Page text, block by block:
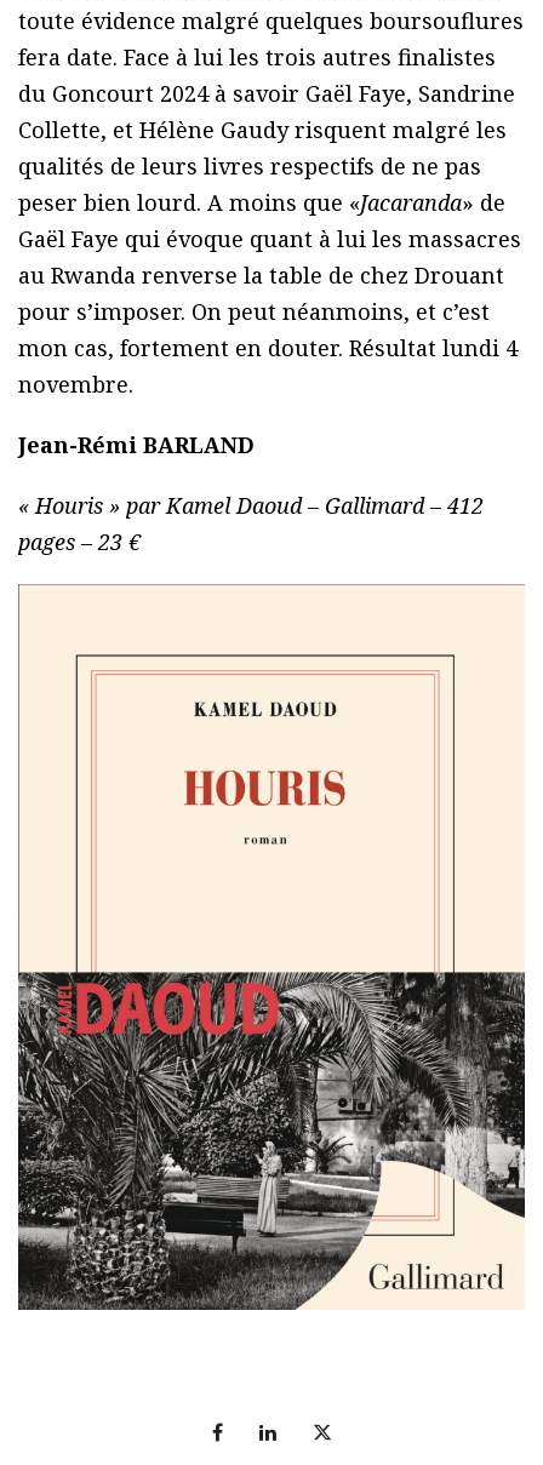
toute évidence malgré quelques boursouflures
fera date. Face à lui les trois autres finalistes
du Goncourt 2024 à savoir Gaël Faye, Sandrine
Collette, et Hélène Gaudy risquent malgré les
qualités de leurs livres respectifs de ne pas
peser bien lourd. A moins que «Jacaranda» de
Gaël Faye qui évoque quant à lui les massacres
au Rwanda renverse la table de chez Drouant
pour s’imposer. On peut néanmoins, et c’est
mon cas, fortement en douter. Résultat lundi 4
novembre.
Jean-Rémi BARLAND
« Houris » par Kamel Daoud – Gallimard – 412
pages – 23 €